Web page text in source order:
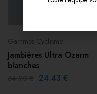
Gammes Cyclisme
Jambières Ultra Ozarm
blanches
24.43 €